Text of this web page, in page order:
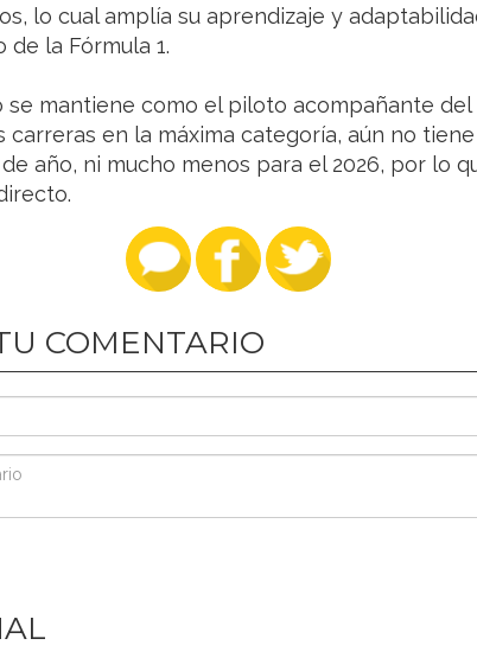
lo cual amplía su aprendizaje y
la Fórmula 1.
se mantiene como el piloto acompañante
carreras en la máxima categoría, aún no
año, ni mucho menos para el 2026, por lo
COMENTARIO